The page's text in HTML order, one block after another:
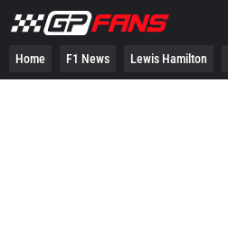
Home F1 News Lewis Hamilton
results.